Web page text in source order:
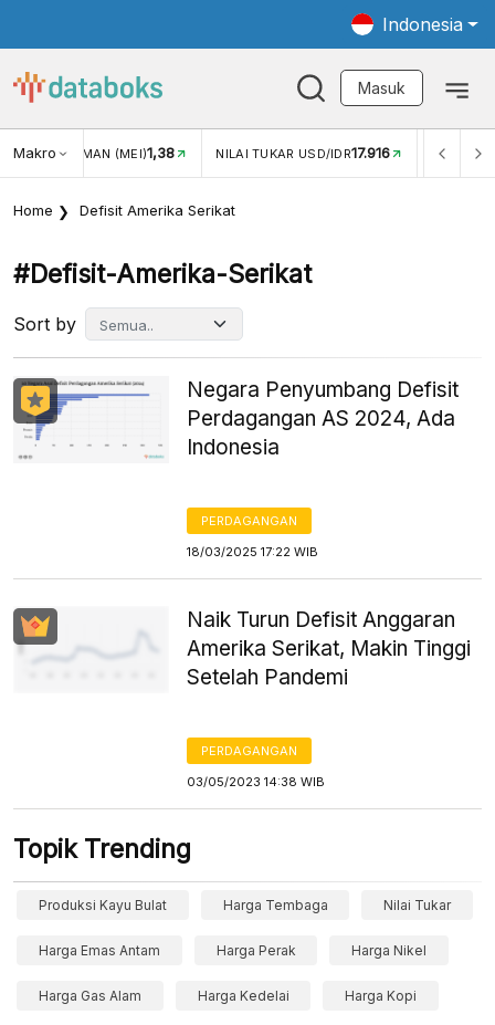
Indonesia
Masuk
Makro
1,38 NILAI TUKAR USD/IDR 17.916 INFLASI YOY (JUL) 2,88%
Home Defisit Amerika Serikat
#defisit-Amerika-Serikat
Sort by
Negara Penyumbang Defisit
Perdagangan AS 2024, Ada
Indonesia
PERDAGANGAN
18/03/2025 17:22 WIB
Naik Turun Defisit Anggaran
Amerika Serikat, Makin Tinggi
Setelah Pandemi
PERDAGANGAN
03/05/2023 14:38 WIB
Topik Trending
Produksi Kayu Bulat Harga Tembaga Nilai Tukar
Harga Emas Antam Harga Perak Harga Nikel
Harga Gas Alam Harga Kedelai Harga Kopi